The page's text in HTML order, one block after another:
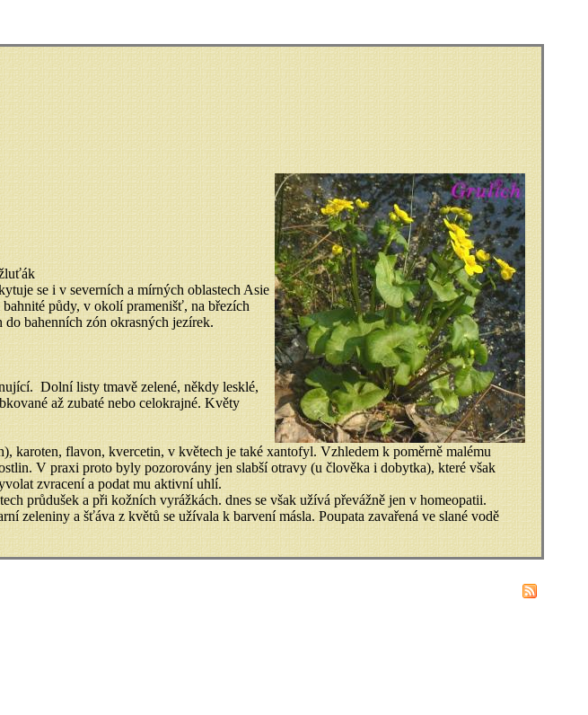
se i v severních a mírných oblastech Asie
půdy, v okolí pramenišť, na březích
bahenních zón okrasných jezírek.
Dolní listy tmavě zelené, někdy lesklé,
až zubaté nebo celokrajné. Květy
karoten, flavon, kvercetin, v květech je také xantofyl. Vzhledem k poměrně malému
V praxi proto byly pozorovány jen slabší otravy (u člověka i dobytka), které však
zvracení a podat mu aktivní uhlí.
průdušek a při kožních vyrážkách. dnes se však užívá převážně jen v homeopatii.
zeleniny a šťáva z květů se užívala k barvení másla. Poupata zavařená ve slané vodě